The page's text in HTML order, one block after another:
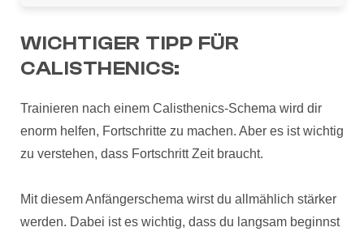
WICHTIGER TIPP FÜR
CALISTHENICS:
Trainieren nach einem Calisthenics-Schema wird dir
enorm helfen, Fortschritte zu machen. Aber es ist wichtig
zu verstehen, dass Fortschritt Zeit braucht.
Mit diesem Anfängerschema wirst du allmählich stärker
werden. Dabei ist es wichtig, dass du langsam beginnst